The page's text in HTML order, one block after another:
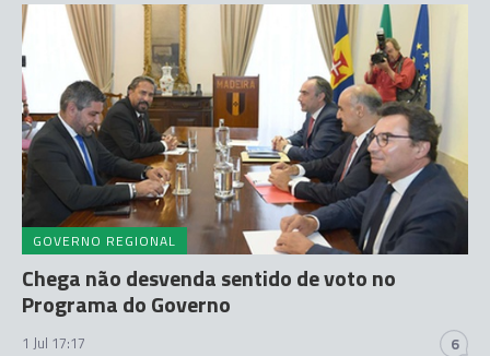
GOVERNO REGIONAL
Chega não desvenda sentido de voto no
Programa do Governo
1 Jul 17:17 6